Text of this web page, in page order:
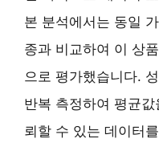
본 분석에서는 동일
종과 비교하여 이 상
으로 평가했습니다.
반복 측정하여 평균
뢰할 수 있는 데이터